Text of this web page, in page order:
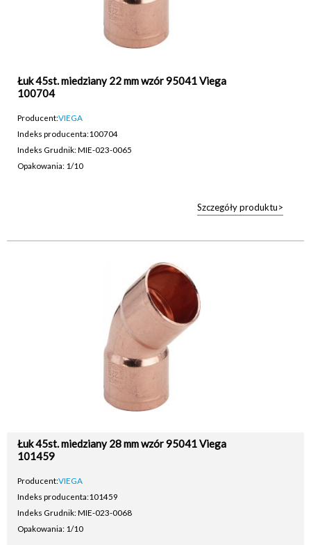
Łuk 45st. miedziany 22 mm wzór 95041 Viega
100704
Producent:VIEGA
Indeks producenta:100704
Indeks Grudnik: MIE-023-0065
Opakowania: 1/10
Szczegóły produktu>
Łuk 45st. miedziany 28 mm wzór 95041 Viega
101459
Producent:VIEGA
Indeks producenta:101459
Indeks Grudnik: MIE-023-0068
Opakowania: 1/10